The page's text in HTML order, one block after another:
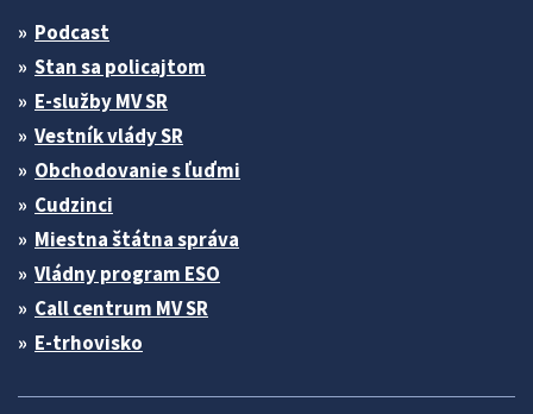
Podcast
Stan sa policajtom
E-služby MV SR
Vestník vlády SR
Obchodovanie s ľuďmi
Cudzinci
Miestna štátna správa
Vládny program ESO
Call centrum MV SR
E-trhovisko